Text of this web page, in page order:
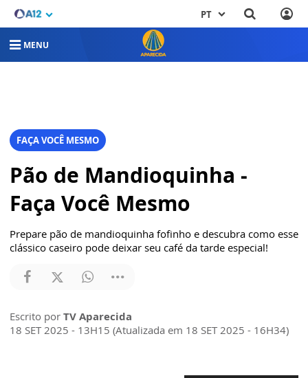
PT
MENU
FAÇA VOCÊ MESMO
Pão de Mandioquinha -
Faça Você Mesmo
Prepare pão de mandioquinha fofinho e descubra como esse
clássico caseiro pode deixar seu café da tarde especial!
Escrito por TV Aparecida
18 SET 2025 - 13H15 (Atualizada em 18 SET 2025 - 16H34)